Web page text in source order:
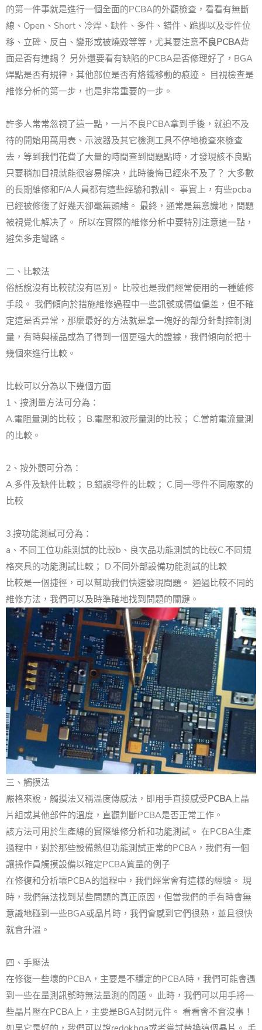
的第一件事就是進行一個全面的PCBA的外觀檢查，看看有無斷
線、Open、Short、冷焊、缺件、多件、錯件、跪脚以及零件位
移、立碑、反白、變形或被燒毀等等，尤其要注意不良PCBA背
面是否有連錫？ 另外還要看有缺陷的PCBA是否修理好了，BGA
焊點是否有規律，其他部位是否有烙鐵移動的痕迹。 目視檢查是
維修分析的第一步，也是非常重要的一步。
許多人常常忽視了這一點，一片不良PCBA拿到手後，就迫不及
待的開始用萬用表、示波器及其它檢測工具不停地檢查來檢查
去，等到我們花費了大量的時間查到問題點時，才發現該不良點
只要稍加目視就能很容易解决，此時後悔已經來不及了？ 大多數
的長期維修和F/A人員都有這些經驗和教訓。 事實上，有些pcba
已經被修復了好幾天卻毫無頭緒。 最終，通常是無意識地，問題
被視覺化解决了。 所以在實際的維修分析中要特別注意這一點，
避免多走彎路。
二、比較法
俗話說沒有比較就沒有區別。 比較也是我們經常使用的一種維修
手段。 我們傾向於措施維修過程中一些訊號或價值偏差，但不確
定這是否异常，那麼最好的方法就是拿一塊好的部分針對控制測
量，有時與樣品或為了得到一個更强大的證據，我們傾向於把十
幾個來進行比較。
比較可以分為以下幾個方面
1、按測量方法可分為：
A.電阻量測的比較； B.電壓和波形量測的比較； C.當前電流量測
的比較。
2、按外觀可分為：
A.多件及缺件比較； B.錯誤零件的比較； C.同一零件不同廠家的
比較
3.按功能測試可分為：
a、不同工位功能測試的比較b、良次品功能測試的比較C.不同規
格夾具的功能測試比較； D.不同外部設備功能測試的比較
比較是一個捷徑，可以幫助我們快速發現問題。 通過比較不同的
維修方法，我們可以及時準確地找到問題的關鍵。
三、觸摸法
嚴格來說，觸摸法又稱溫度傳感法，即用手直接感受PCBA上晶
片組或其他部件的溫度，直觀判斷PCBA是否正常工作。
該方法可用於生產線的實際維修分析和功能測試。 在PCBA生產
過程中，對於那些設備熱但功能測試正常的PCBA，我們有一個
讓操作員觸摸設備以確定PCBA質量的例子
在修復和分析壞PCBA的過程中，我們經常會有這樣的經驗。 現
時，我們無法找到某些問題的真正原因，但當我們的手有時會無
意識地碰到一些BGA或晶片時，我們會感到它們很熱，並且很快
就會升溫。
四、手壓法
在修復一些壞的PCBA，主要是不穩定的PCBA時，我們可能會遇
到一些在量測訊號時無法量測的問題。 此時，我們可以用手將一
些晶片壓在PCBA上，主要是BGA封閉元件。 看看會不會沒事！